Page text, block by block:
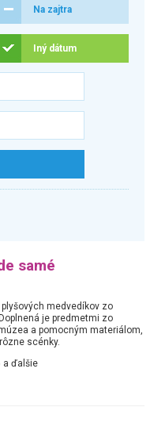
Na zajtra
Iný dátum
samé
medvedíkov zo
je predmetmi zo
a pomocným materiálom,
scénky.
a ďalšie